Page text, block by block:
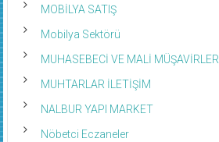
MOBİLYA SATIŞ
Mobilya Sektörü
MUHASEBECİ VE MALİ MÜŞAVİRLER
MUHTARLAR İLETİŞİM
NALBUR YAPI MARKET
Nöbetci Eczaneler